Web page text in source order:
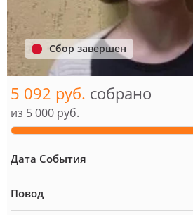
5 092 руб. собрано
из 5 000 руб.
Дата События
Повод
Сбор завершен